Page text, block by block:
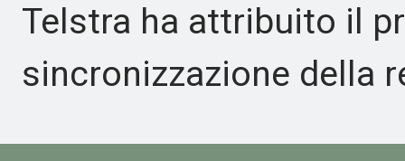
Telstra ha attribuito il
sincronizzazione della